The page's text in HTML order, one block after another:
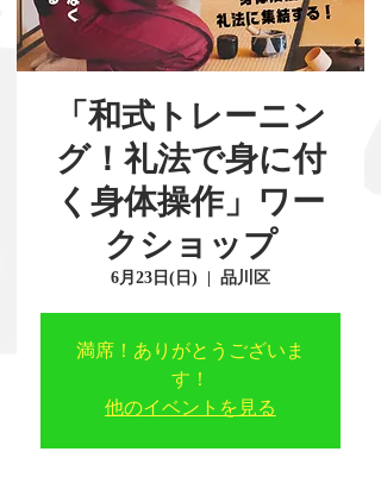
「和式トレーニン
グ！礼法で身に付
く身体操作」ワー
クショップ
6月23日(日) 品川区
満席！ありがとうございま
す！
他のイベントを見る